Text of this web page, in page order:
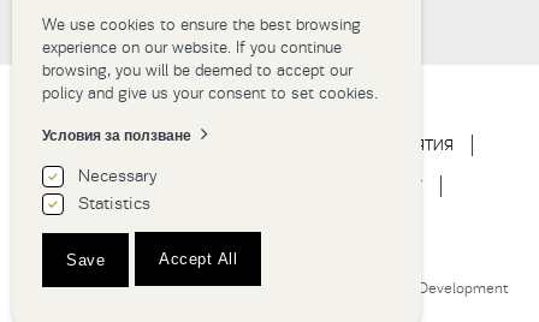
НАЧАЛО ЗА ХОТЕЛА МЕРОПРИЯТИЯ
СВАТБА ИЗЖИВЯВАНЕ GALLERY
Hotel Thessaloniki | Grand Hotel Palace © 2018
Website Development
We use cookies to ensure the best browsing
experience on our website. If you continue
browsing, you will be deemed to accept our
policy and give us your consent to set cookies.
Условия за ползване
Necessary
Statistics
Save Accept All